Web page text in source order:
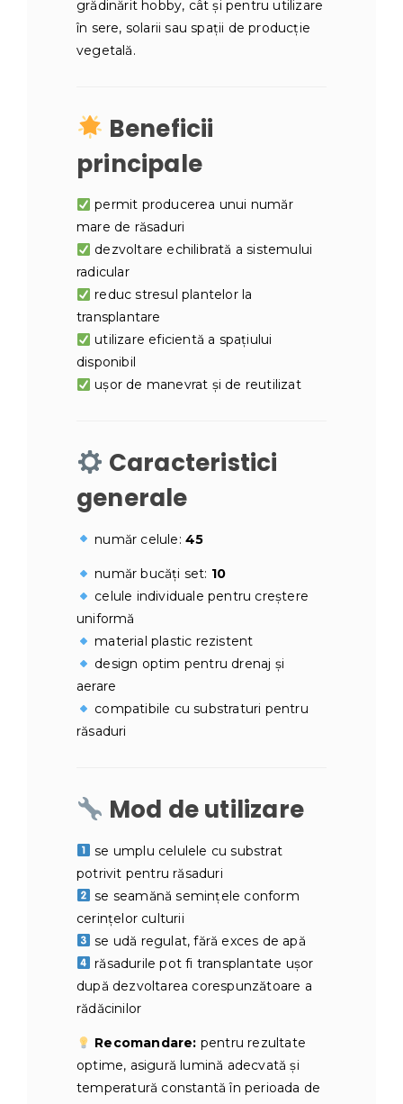
grădinărit hobby, cât și pentru utilizare
în sere, solarii sau spații de producție
vegetală.
Beneficii
principale
permit producerea unui număr
mare de răsaduri
dezvoltare echilibrată a sistemului
radicular
reduc stresul plantelor la
transplantare
utilizare eficientă a spațiului
disponibil
ușor de manevrat și de reutilizat
Caracteristici
generale
număr celule: 45
număr bucăți set: 10
celule individuale pentru creștere
uniformă
material plastic rezistent
design optim pentru drenaj și
aerare
compatibile cu substraturi pentru
răsaduri
Mod de utilizare
se umplu celulele cu substrat
potrivit pentru răsaduri
se seamănă semințele conform
cerințelor culturii
se udă regulat, fără exces de apă
răsadurile pot fi transplantate ușor
după dezvoltarea corespunzătoare a
rădăcinilor
Recomandare: pentru rezultate
optime, asigură lumină adecvată și
temperatură constantă în perioada de